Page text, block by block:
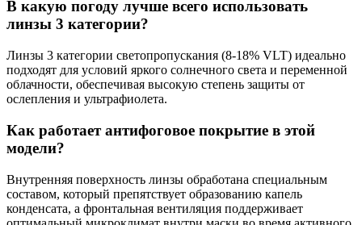
В какую погоду лучше всего использовать
линзы 3 категории?
Линзы 3 категории светопропускания (8-18% VLT) идеально
подходят для условий яркого солнечного света и переменной
облачности, обеспечивая высокую степень защиты от
ослепления и ультрафиолета.
Как работает антифоговое покрытие в этой
модели?
Внутренняя поверхность линзы обработана специальным
составом, который препятствует образованию капель
конденсата, а фронтальная вентиляция поддерживает